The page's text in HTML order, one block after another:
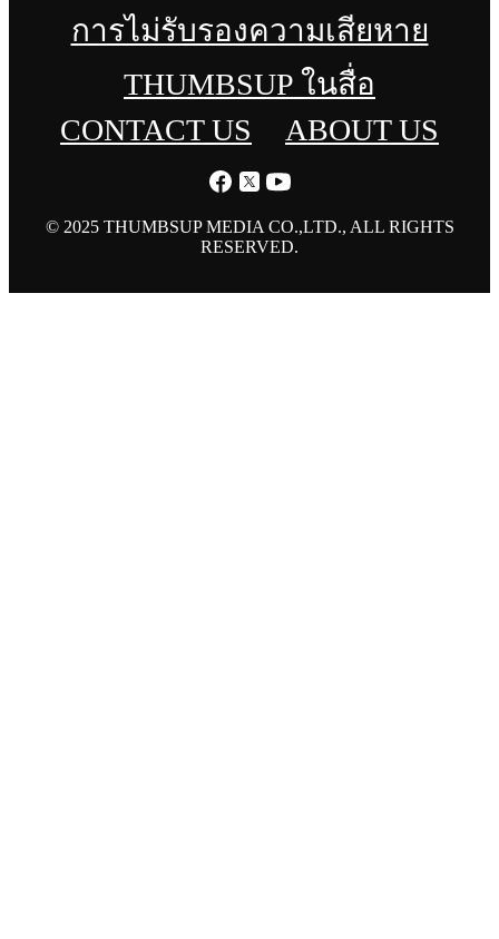
การไม่รับรองความเสียหาย
THUMBSUP ในสื่อ
CONTACT US
ABOUT US
© 2025 THUMBSUP MEDIA CO.,LTD., ALL RIGHTS
RESERVED.